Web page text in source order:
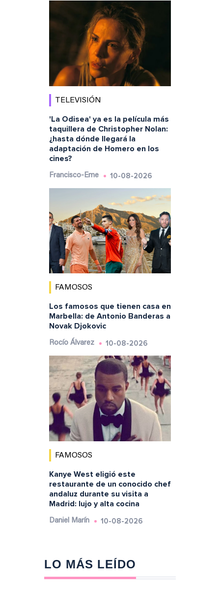
TELEVISIÓN
'La Odisea' ya es la película más
taquillera de Christopher Nolan:
¿hasta dónde llegará la
adaptación de Homero en los
cines?
Francisco-Eme 10-08-2026
FAMOSOS
Los famosos que tienen casa en
Marbella: de Antonio Banderas a
Novak Djokovic
Rocío Álvarez 10-08-2026
FAMOSOS
Kanye West eligió este
restaurante de un conocido chef
andaluz durante su visita a
Madrid: lujo y alta cocina
Daniel Marín 10-08-2026
LO MÁS LEÍDO